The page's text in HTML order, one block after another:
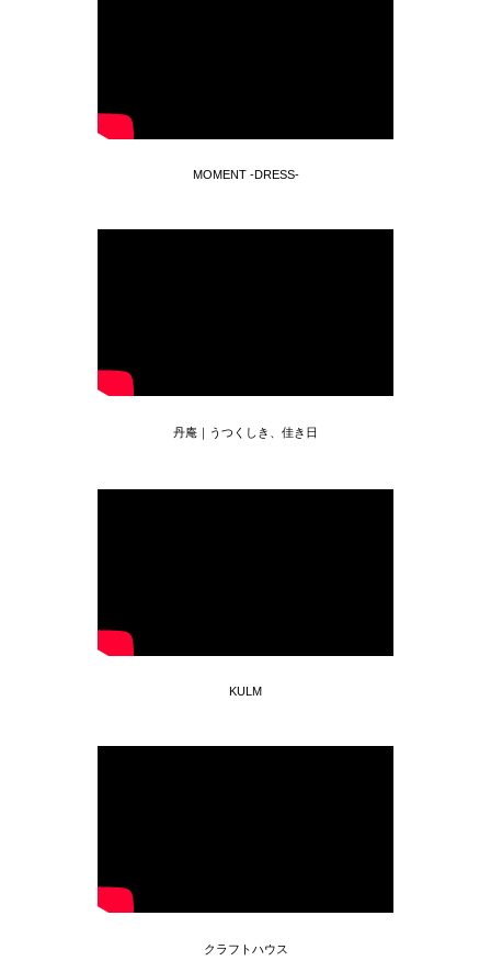
MOMENT -DRESS-
丹庵｜うつくしき、佳き日
KULM
クラフトハウス